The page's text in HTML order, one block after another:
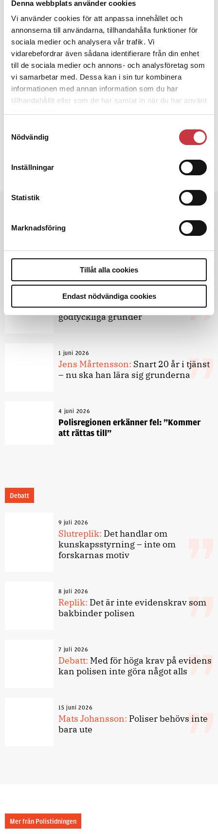
Denna webbplats använder cookies
Vi använder cookies för att anpassa innehållet och
annonserna till användarna, tillhandahålla funktioner för
sociala medier och analysera vår trafik. Vi
vidarebefordrar även sådana identifierare från din enhet
till de sociala medier och annons- och analysföretag som
vi samarbetar med. Dessa kan i sin tur kombinera
informationen med annan information som du har
tillhandahållit eller som de har samlat in när du har använt
Nödvändig
Inställningar
Statistik
Marknadsföring
Tillåt alla cookies
Endast nödvändiga cookies
toalettvanor är väldigt individuellt.
Källa: Dag Risberg, överläkare och gastroenterolog
på Danderyds sjukhus.
ANNA-KARIN ANDERSSON BAJS DAG RISBERG KISS
STOCKHOLM
Dela artikel: E-post
3 juni 2026
kronor
4 juni 2026
Insändare:Miljoner i sjön –
polisaspiranter underkänns på
godtyckliga grunder
1 juni 2026
Jens Mårtensson: Snart 20 år i tjänst
– nu ska han lära sig grunderna
4 juni 2026
Polisregionen erkänner fel: ”Kommer
att rättas till”
Debatt
9 juli 2026
Slutreplik: Det handlar om
kunskapsstyrning – inte om
forskarnas motiv
8 juli 2026
Replik: Det är inte evidenskrav som
bakbinder polisen
7 juli 2026
Debatt: Med för höga krav på evidens
kan polisen inte göra något alls
15 juni 2026
Mats Johansson: Poliser behövs inte
bara ute
Mer från Polistidningen